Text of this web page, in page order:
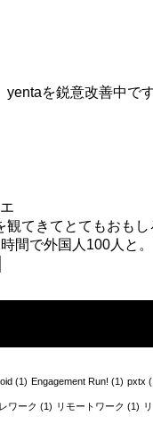
を鋭意改善中です
観てきてとてもおも
間で外国人100人と。
(1) Engagement Run! (1) pxtx
ワーク (1) リモートワーク (1)